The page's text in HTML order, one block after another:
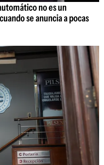
no es un
se anuncia a pocas